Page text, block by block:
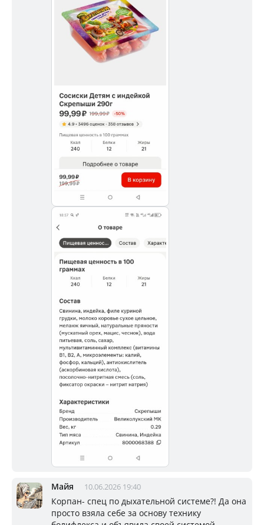
Майя 10.06.2026 19:40
Корпан- спец по дыхательной системе?! Да она
просто взяла себе за основу технику